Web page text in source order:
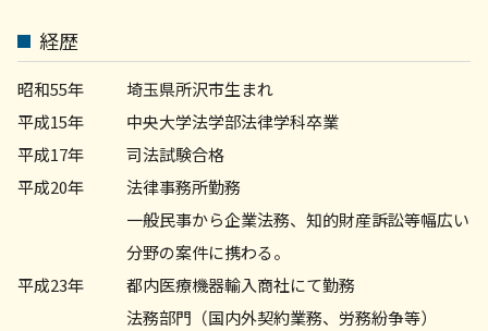
顧問弁護士 相談 町田市
顧問弁護士 相談 川崎市
経歴
昭和55年
埼玉県所沢市生まれ
平成15年
中央大学法学部法律学科卒業
平成17年
司法試験合格
平成20年
法律事務所勤務
一般民事から企業法務、知的財産訴訟等幅広い
分野の案件に携わる。
平成23年
都内医療機器輸入商社にて勤務
法務部門（国内外契約業務、労務紛争等）